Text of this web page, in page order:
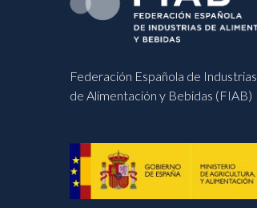
Federación Española de Industrias
de Alimentación y Bebidas (FIAB)